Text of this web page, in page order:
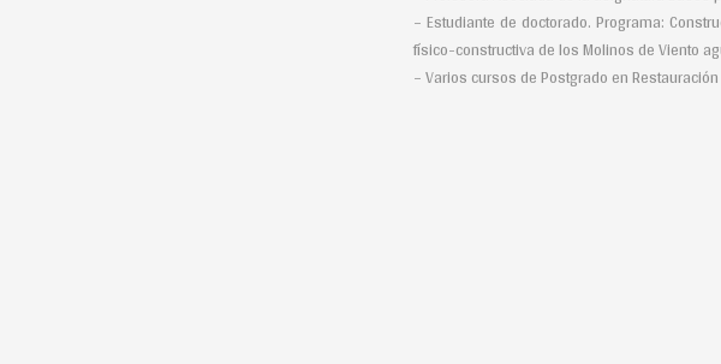
– Estudiante de doctorado. Programa:
físico-constructiva de los Molinos de Viento
– Varios cursos de Postgrado en